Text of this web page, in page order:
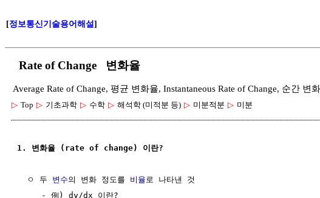
[정보통신기술용어해설]
Rate of Change 변화율
Average Rate of Change, 평균 변화율, Instantaneous Rate of Change, 순간 변
▷ Top ▷ 기초과학 ▷ 수학 ▷ 해석학 (미적분 등) ▷ 미분적분 ▷ 미분
1. 변화율 (rate of change) 이란?
  ㅇ 두
변수의 변화 정도를 비율 로 나타낸 것
     - 例) dy/dx 이란?